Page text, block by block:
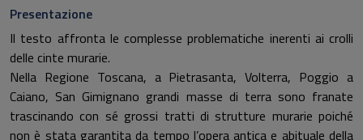
Presentazione
Il testo affronta le complesse problematiche inerenti ai crolli
delle cinte murarie.
Nella Regione Toscana, a Pietrasanta, Volterra, Poggio a
Caiano, San Gimignano grandi masse di terra sono franate
trascinando con sé grossi tratti di strutture murarie poiché
non è stata garantita da tempo l’opera antica e abituale della